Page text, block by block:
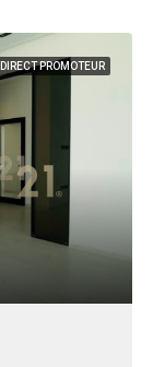
DIRECT PROMOTEUR